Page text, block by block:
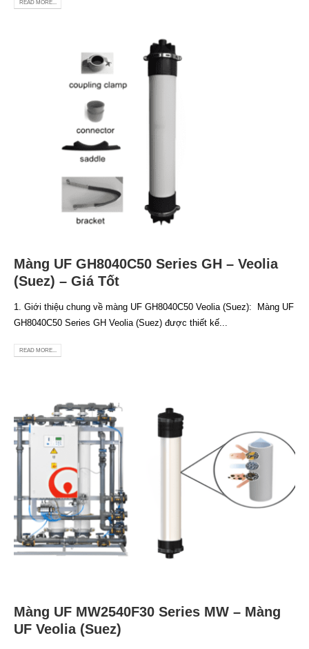
READ MORE...
Màng UF GH8040C50 Series GH – Veolia
(Suez) – Giá Tốt
1. Giới thiệu chung về màng UF GH8040C50 Veolia (Suez): Màng UF
GH8040C50 Series GH Veolia (Suez) được thiết kế...
READ MORE...
Màng UF MW2540F30 Series MW – Màng
UF Veolia (Suez)